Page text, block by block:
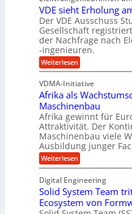
u
n
g
e
n
B
S
C
L
w
e
i
t
e
r
e
n
r
e
i
e
s
H
y
b
r
i
d
-
K
u
g
e
l
l
a
u
m
p
f
e
r
e
l
t
U
m
s
t
z
k
VDE sieht Erholung
Der VDE Ausschuss
Gesellschaft
der Nachfrage nach
-ingenieuren.
Weiterlesen:
V
E
s
i
e
h
t
E
r
h
o
u
n
g
a
VDMA-Initiative
Afrika als
Maschinenbau
Afrika gewinnt für
Attraktivität. Der
Maschinenbau viele
Ausbildung junger
Weiterlesen:
A
r
i
k
a
Digital Engineering
Solid System Team
Ecosystem von